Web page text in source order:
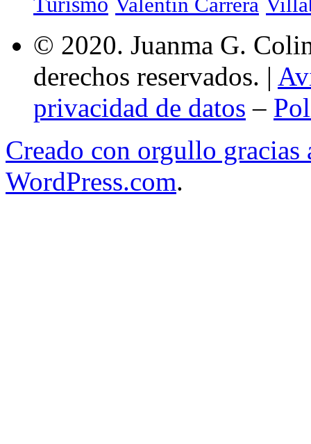
© 2020. Juanma G.
derechos reservados. |
privacidad de datos –
Creado con orgullo gracias
WordPress.com.